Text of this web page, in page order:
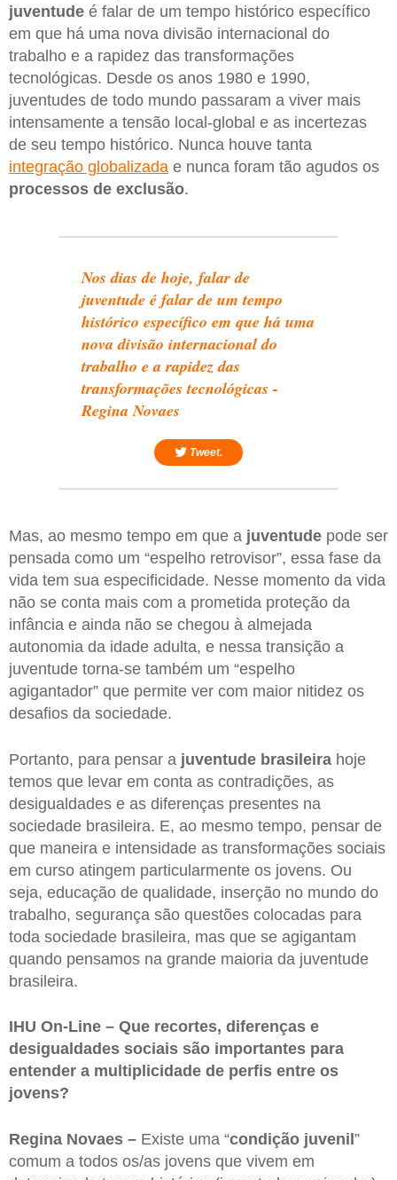
juventude é falar de um tempo histórico específico
em que há uma nova divisão internacional do
trabalho e a rapidez das transformações
tecnológicas. Desde os anos 1980 e 1990,
juventudes de todo mundo passaram a viver mais
intensamente a tensão local-global e as incertezas
de seu tempo histórico. Nunca houve tanta
integração globalizada e nunca foram tão agudos os
processos de exclusão.
Nos dias de hoje, falar de
juventude é falar de um tempo
histórico específico em que há uma
nova divisão internacional do
trabalho e a rapidez das
transformações tecnológicas -
Regina Novaes
Tweet.
Mas, ao mesmo tempo em que a juventude pode ser
pensada como um “espelho retrovisor”, essa fase da
vida tem sua especificidade. Nesse momento da vida
não se conta mais com a prometida proteção da
infância e ainda não se chegou à almejada
autonomia da idade adulta, e nessa transição a
juventude torna-se também um “espelho
agigantador” que permite ver com maior nitidez os
desafios da sociedade.
Portanto, para pensar a juventude brasileira hoje
temos que levar em conta as contradições, as
desigualdades e as diferenças presentes na
sociedade brasileira. E, ao mesmo tempo, pensar de
que maneira e intensidade as transformações sociais
em curso atingem particularmente os jovens. Ou
seja, educação de qualidade, inserção no mundo do
trabalho, segurança são questões colocadas para
toda sociedade brasileira, mas que se agigantam
quando pensamos na grande maioria da juventude
brasileira.
IHU On-Line – Que recortes, diferenças e
desigualdades sociais são importantes para
entender a multiplicidade de perfis entre os
jovens?
Regina Novaes – Existe uma “condição juvenil ”
comum a todos os/as jovens que vivem em